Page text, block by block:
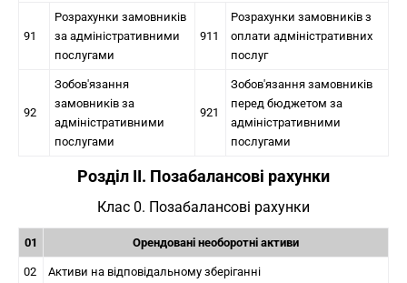
91
Розрахунки замовників
за адміністративними
послугами
911
Розрахунки замовників з
оплати адміністративних
послуг
92
Зобов'язання
замовників за
адміністративними
послугами
921
Зобов'язання замовників
перед бюджетом за
адміністративними
послугами
Розділ II. Позабалансові рахунки
Клас 0. Позабалансові рахунки
01 Орендовані необоротні активи
02 Активи на відповідальному зберіганні